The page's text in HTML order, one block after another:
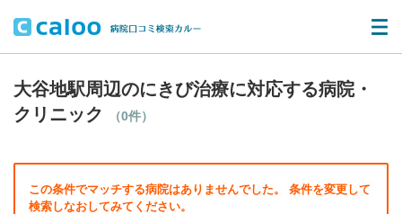
大谷地駅周辺のにきび治療に対応する病院・
クリニック
（0件）
この条件でマッチする病院はありませんでした。 条件を変更して
検索しなおしてみてください。